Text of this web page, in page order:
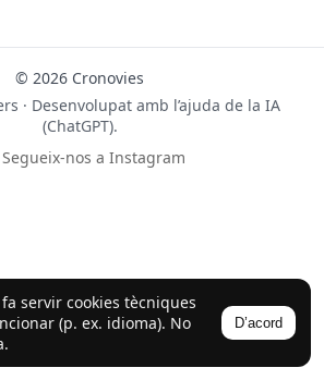
servir cookies tècniques
(p. ex. idioma). No
D’acord
© 2026 Cronovies
· Desenvolupat amb l’ajuda de la IA
(ChatGPT).
Segueix-nos a Instagram